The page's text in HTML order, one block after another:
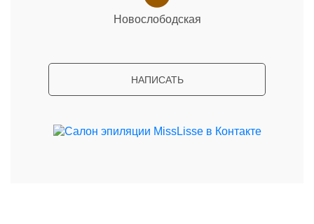
Новослободская
НАПИСАТЬ